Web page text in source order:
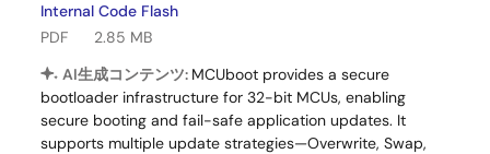
Internal Code Flash
PDF
2.85 MB
AI生成コンテンツ: MCUboot provides a secure
bootloader infrastructure for 32-bit MCUs, enabling
secure booting and fail-safe application updates. It
supports multiple update strategies—Overwrite, Swap,